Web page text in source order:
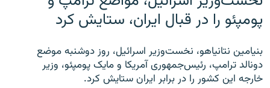
پومپئو را در قبال ایران، ستایش کرد
بنیامین نتانیاهو، نخست‌وزیر اسرائیل، روز دوشنبه موضع
دونالد ترامپ، رئیس‌جمهوری آمریکا و مایک پومپئو، وزیر
خارجه این کشور را در برابر ایران ستایش کرد.